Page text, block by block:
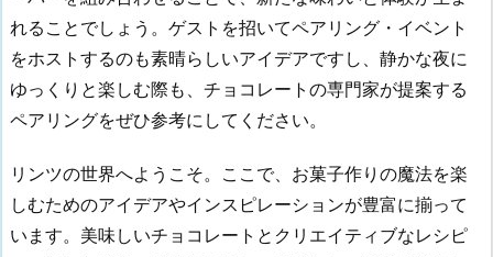
れることでしょう。ゲストを招いてペアリング・イベント
をホストするのも素晴らしいアイデアですし、静かな夜に
ゆっくりと楽しむ際も、チョコレートの専門家が提案する
ペアリングをぜひ参考にしてください。
リンツの世界へようこそ。ここで、お菓子作りの魔法を楽
しむためのアイデアやインスピレーションが豊富に揃って
います。美味しいチョコレートとクリエイティブなレシピ